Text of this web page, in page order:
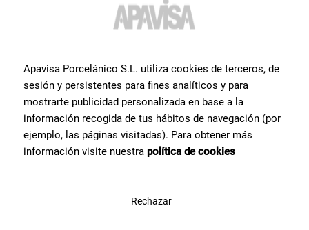
sur un produit?
conseil et notre aide pour ce dont vous avez besoin pour réaliser
votre projet.
Contactez-nous
Apavisa Porcelánico S.L. utiliza cookies de terceros, de
sesión y persistentes para fines analíticos y para
mostrarte publicidad personalizada en base a la
información recogida de tus hábitos de navegación (por
ejemplo, las páginas visitadas). Para obtener más
información visite nuestra política de cookies
Rechazar